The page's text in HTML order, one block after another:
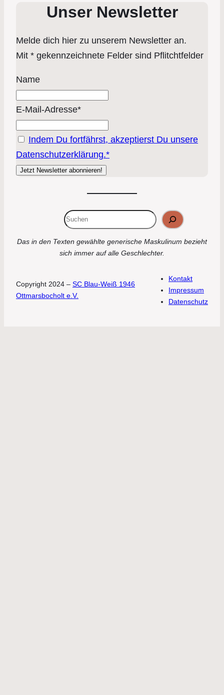
Unser Newsletter
Melde dich hier zu unserem Newsletter an.
Mit * gekennzeichnete Felder sind Pflitchtfelder
Name
E-Mail-Adresse*
Indem Du fortfährst, akzeptierst Du unsere
Datenschutzerklärung.*
Das in den Texten gewählte generische Maskulinum bezieht
sich immer auf alle Geschlechter.
Copyright 2024 – SC Blau-Weiß 1946
Ottmarsbocholt e.V.
Kontakt
Impressum
Datenschutz